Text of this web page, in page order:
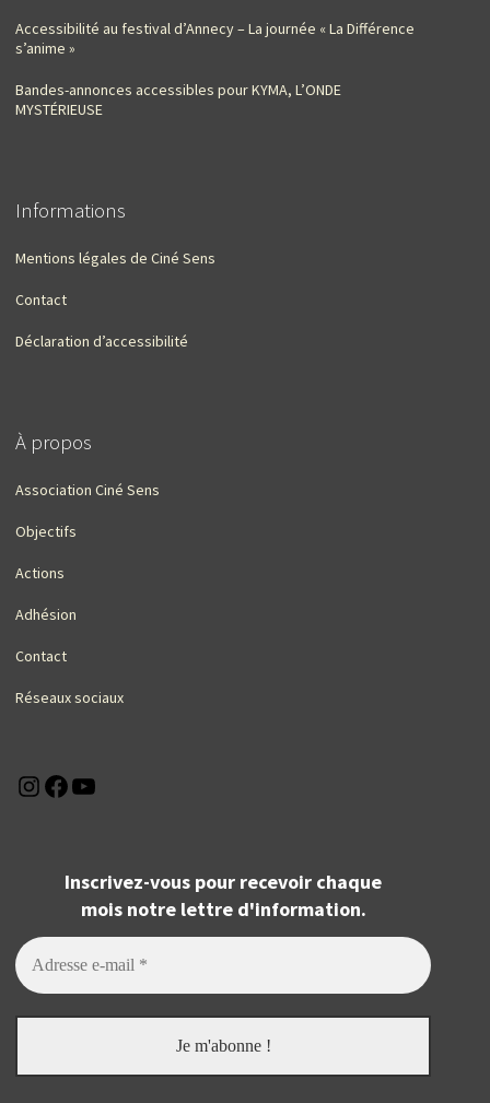
Accessibilité au festival d’Annecy – La journée « La Différence
s’anime »
Bandes-annonces accessibles pour KYMA, L’ONDE
MYSTÉRIEUSE
Informations
Mentions légales de Ciné Sens
Contact
Déclaration d’accessibilité
À propos
Association Ciné Sens
Objectifs
Actions
Adhésion
Contact
Réseaux sociaux
Instagram
Facebook
Inscrivez-vous pour recevoir chaque
mois notre lettre d'information.